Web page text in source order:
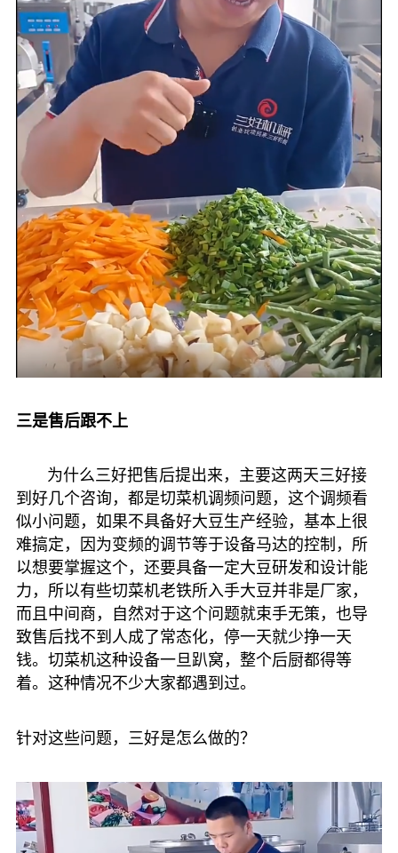
三是售后跟不上
为什么三好把售后提出来，主要这两天三好接
到好几个咨询，都是切菜机调频问题，这个调频看
似小问题，如果不具备好大豆生产经验，基本上很
难搞定，因为变频的调节等于设备马达的控制，所
以想要掌握这个，还要具备一定大豆研发和设计能
力，所以有些切菜机老铁所入手大豆并非是厂家，
而且中间商，自然对于这个问题就束手无策，也导
致售后找不到人成了常态化，停一天就少挣一天
钱。切菜机这种设备一旦趴窝，整个后厨都得等
着。这种情况不少大家都遇到过。
针对这些问题，三好是怎么做的？